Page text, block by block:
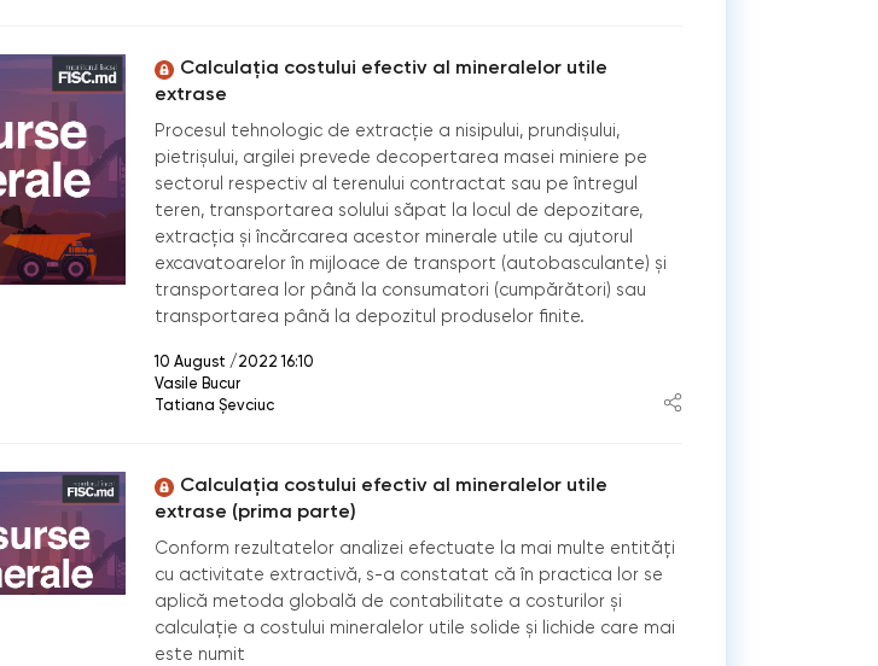
Calculația costului efectiv al mineralelor utile
extrase
Procesul tehnologic de extracție a nisipului, prundișului,
pietrișului, argilei prevede decopertarea masei miniere pe
sectorul respectiv al terenului contractat sau pe întregul
teren, transportarea solului săpat la locul de depozitare,
extracția și încărcarea acestor minerale utile cu ajutorul
excavatoarelor în mijloace de transport (autobasculante) și
transportarea lor până la consumatori (cumpărători) sau
transportarea până la depozitul produselor finite.
10 August /2022 16:10
Vasile Bucur
Tatiana Șevciuc
Calculația costului efectiv al mineralelor utile
extrase (prima parte)
Conform rezultatelor analizei efectuate la mai multe entități
cu activitate extractivă, s-a constatat că în practica lor se
aplică metoda globală de contabilitate a costurilor și
calculație a costului mineralelor utile solide și lichide care mai
este numit